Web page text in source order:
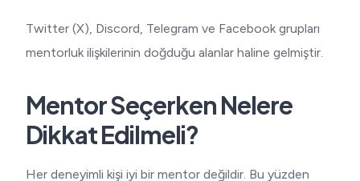
Twitter (X), Discord, Telegram ve Facebook grupları
mentorluk ilişkilerinin doğduğu alanlar haline gelmiştir.
Mentor Seçerken Nelere
Dikkat Edilmeli?
Her deneyimli kişi iyi bir mentor değildir. Bu yüzden